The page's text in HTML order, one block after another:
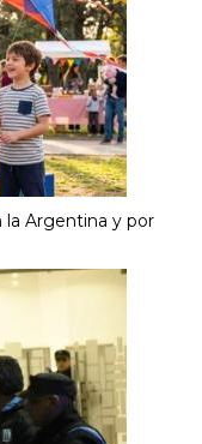
la Argentina y por